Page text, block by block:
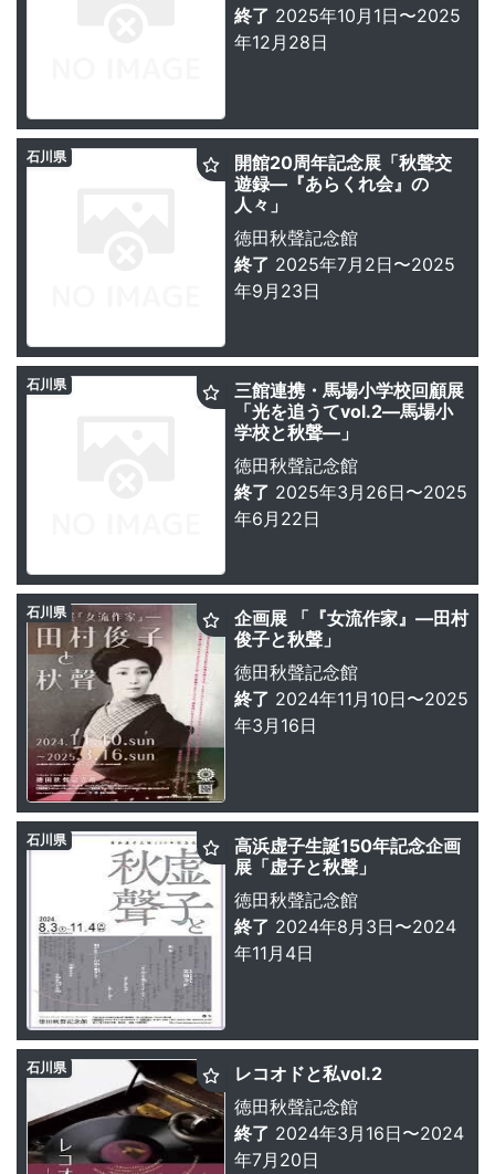
終了 2025年10月1日〜2025
年12月28日
開館20周年記念展「秋聲交
遊録―『あらくれ会』の
人々」
徳田秋聲記念館
終了 2025年7月2日〜2025
年9月23日
石川県
三館連携・馬場小学校回顧展
「光を追うてvol.2―馬場小
学校と秋聲―」
徳田秋聲記念館
終了 2025年3月26日〜2025
年6月22日
石川県
企画展 「『女流作家』―田村
俊子と秋聲」
徳田秋聲記念館
終了 2024年11月10日〜2025
年3月16日
石川県
高浜虚子生誕150年記念企画
展「虚子と秋聲」
徳田秋聲記念館
終了 2024年8月3日〜2024
年11月4日
石川県
レコオドと私vol.2
徳田秋聲記念館
終了 2024年3月16日〜2024
年7月20日
石川県